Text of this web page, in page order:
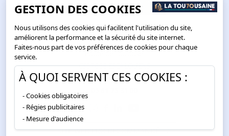
Route de Toulouse
CS57668 ESCALQUENS
31676 LABÈGE CEDEX
SITE WEB PRO RECOMMANDÉ
GESTION DES COOKIES
Nous utilisons des cookies qui facilitent l'utilisation du site,
améliorent la performance et la sécurité du site internet.
Faites-nous part de vos préférences de cookies pour chaque
service.
À QUOI SERVENT CES COOKIES :
Cookies obligatoires
Régies publicitaires
Mesure d'audience